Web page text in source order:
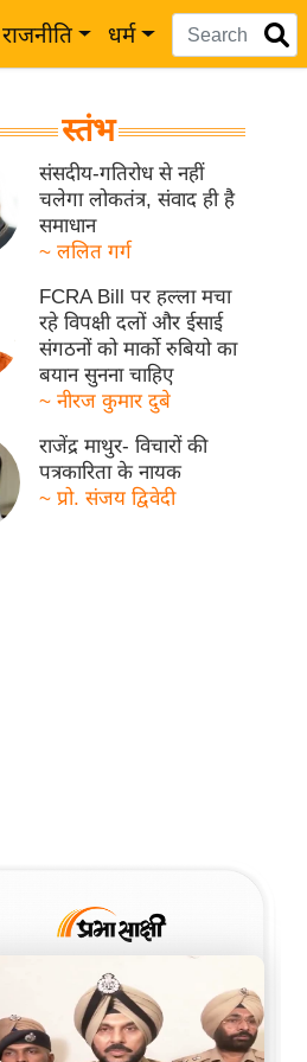
राजनीति धर्म
स्तंभ
संसदीय-गतिरोध से नहीं
चलेगा लोकतंत्र, संवाद ही है
समाधान
~ ललित गर्ग
FCRA Bill पर हल्ला मचा
रहे विपक्षी दलों और ईसाई
संगठनों को मार्को रुबियो का
बयान सुनना चाहिए
~ नीरज कुमार दुबे
राजेंद्र माथुर- विचारों की
पत्रकारिता के नायक
~ प्रो. संजय द्विवेदी